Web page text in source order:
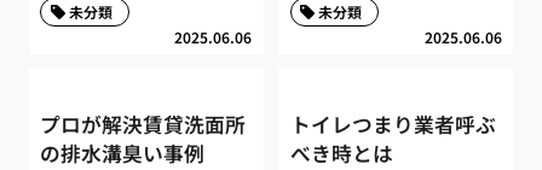
2025.06.06
未分類
2025.06.06
未分類
プロが解決賃貸洗面所
の排水溝臭い事例
トイレつまり業者呼ぶ
べき時とは